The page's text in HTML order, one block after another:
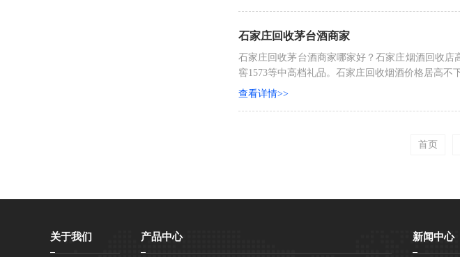
石家庄回收茅台酒商家
石家庄回收茅台酒商家哪家好？石家庄烟酒回收
窖1573等中高档礼品。石家庄回收烟酒价格居高不
查看详情>>
首页
关于我们 产品中心 新闻中心